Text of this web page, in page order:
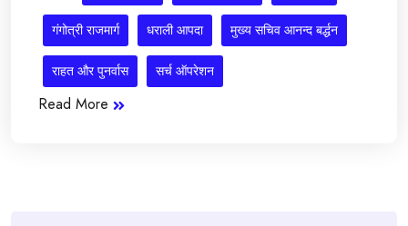
गंगोत्री राजमार्ग धराली आपदा मुख्य सचिव आनन्द बर्द्धन
राहत और पुनर्वास सर्च ऑपरेशन
Read More